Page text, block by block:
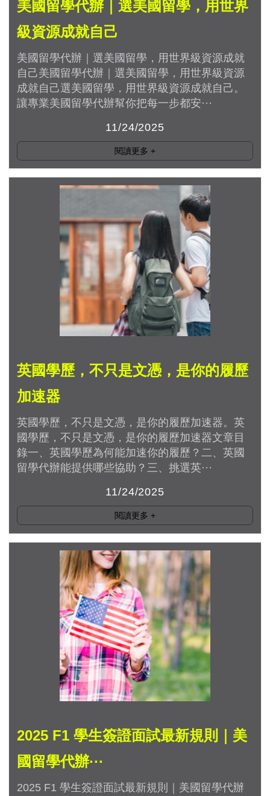
美國留學代辦｜選美國留學，用世界
級資源成就自己
美國留學代辦｜選美國留學，用世界級資源成就
自己美國留學代辦｜選美國留學，用世界級資源
成就自己選美國留學，用世界級資源成就自己。
讓專業美國留學代辦幫你把每一步都安···
11/24/2025
閱讀更多 +
英國學歷，不只是文憑，是你的履歷
加速器
英國學歷，不只是文憑，是你的履歷加速器。英
國學歷，不只是文憑，是你的履歷加速器文章目
錄一、英國學歷為何能加速你的履歷？二、英國
留學代辦能提供哪些協助？三、挑選英···
11/24/2025
閱讀更多 +
2025 F1 學生簽證面試最新規則｜美
國留學代辦···
2025 F1 學生簽證面試最新規則｜美國留學代辦